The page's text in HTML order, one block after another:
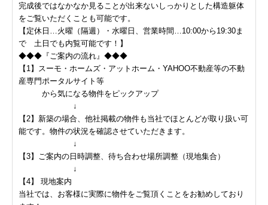
完成後ではなかなか見ることが出来ないしっかりとした構造躯体
をご覧いただくことも可能です。
【定休日…火曜（隔週）・水曜日、営業時間…10:00から19:30ま
で 土日でも内覧可能です！】
◆◆◆『ご案内の流れ』◆◆◆
【1】スーモ・ホームズ・アットホーム・YAHOO不動産等の不動
産専門ポータルサイト等
から気になる物件をピックアップ
↓
【2】新築の場合、他社掲載の物件も当社でほとんどが取り扱い可
能です。物件の状況を確認させていただきます。
↓
【3】ご案内の日時調整、待ち合わせ場所調整（現地集合）
↓
【4】 現地案内
当社では、お客様に実際に物件をご覧頂くことをお勧めしており